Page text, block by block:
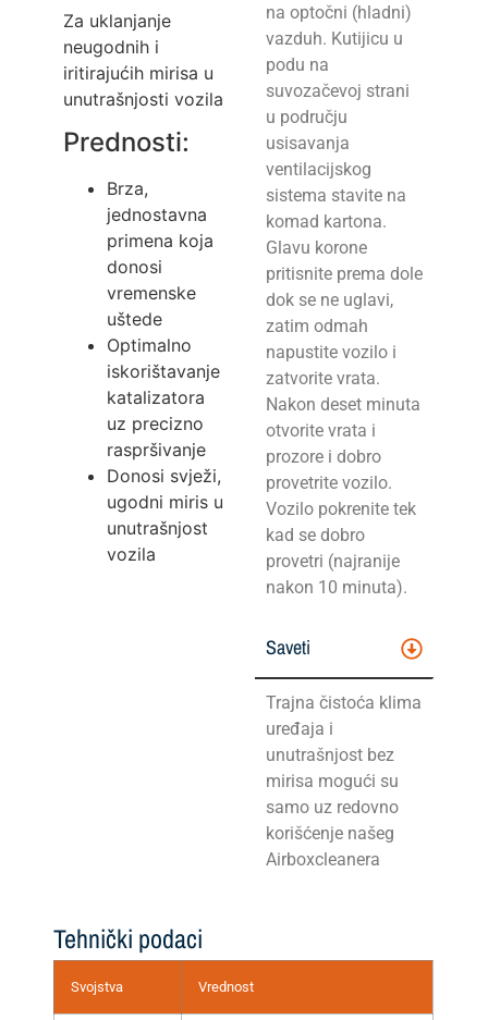
Za uklanjanje
neugodnih i
iritirajućih mirisa u
unutrašnjosti vozila
Prednosti:
Brza,
jednostavna
primena koja
donosi
vremenske
uštede
Optimalno
iskorištavanje
katalizatora
uz precizno
raspršivanje
Donosi svježi,
ugodni miris u
unutrašnjost
vozila
na optočni (hladni)
vazduh. Kutijicu u
podu na
suvozačevoj strani
u području
usisavanja
ventilacijskog
sistema stavite na
komad kartona.
Glavu korone
pritisnite prema dole
dok se ne uglavi,
zatim odmah
napustite vozilo i
zatvorite vrata.
Nakon deset minuta
otvorite vrata i
prozore i dobro
provetrite vozilo.
Vozilo pokrenite tek
kad se dobro
provetri (najranije
nakon 10 minuta).
Saveti
Trajna čistoća klima
uređaja i
unutrašnjost bez
mirisa mogući su
samo uz redovno
korišćenje našeg
Airboxcleanera
Tehnički podaci
Svojstva Vrednost